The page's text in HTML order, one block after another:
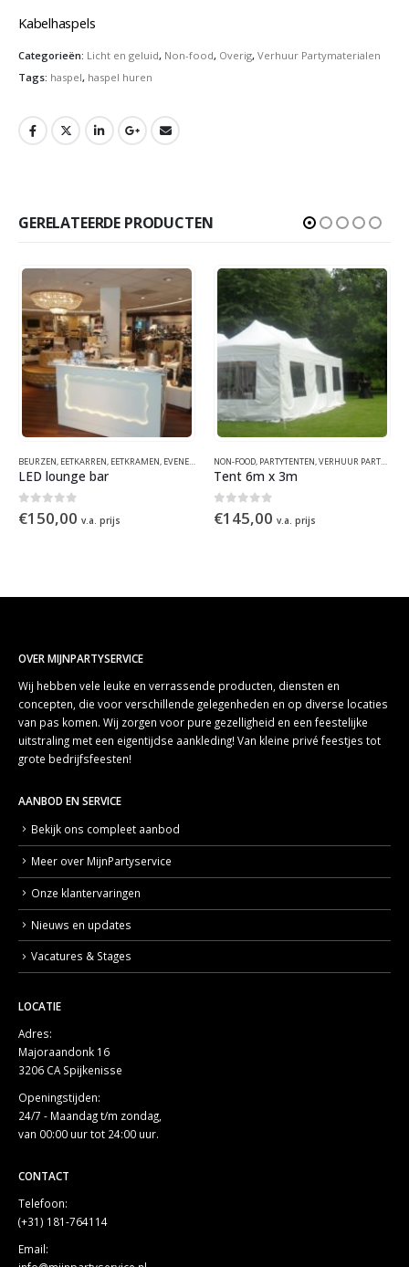
Kabelhaspels
Categorieën: Licht en geluid, Non-food, Overig, Verhuur Partymaterialen
Tags: haspel, haspel huren
GERELATEERDE PRODUCTEN
BEURZEN,EETKARREN,EETKRAMEN,EVENEMENTEN ,KRAAMCONCEPTEN,KRAMEN EN HUISJES,NON-
LED lounge bar
out of 5
150,00 v.a. prijs
NON-FOOD,PARTYTENTEN,VERHUUR PARTYMATERIALEN
Tent 6m x 3m
out of 5
145,00 v.a. prijs
OVER MIJNPARTYSERVICE
Wij hebben vele leuke en verrassende producten, diensten en
concepten, die voor verschillende gelegenheden en op diverse locaties
van pas komen. Wij zorgen voor pure gezelligheid en een feestelijke
uitstraling met een eigentijdse aankleding! Van kleine privé feestjes tot
grote bedrijfsfeesten!
AANBOD EN SERVICE
Bekijk ons compleet aanbod
Meer over MijnPartyservice
Onze klantervaringen
Nieuws en updates
Vacatures & Stages
LOCATIE
Adres:
Majoraandonk 16
3206 CA Spijkenisse
Openingstijden:
24/7 - Maandag t/m zondag,
van 00:00 uur tot 24:00 uur.
CONTACT
Telefoon:
(+31) 181-764114
Email: